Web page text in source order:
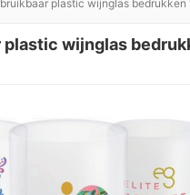
plastic wijnglas bedrukken
plastic wijnglas